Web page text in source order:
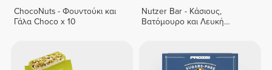
ChocoNuts - Φουντούκι και
Γάλα Choco x 10
Nutzer Bar - Κάσιους,
Βατόμουρο και Λευκή